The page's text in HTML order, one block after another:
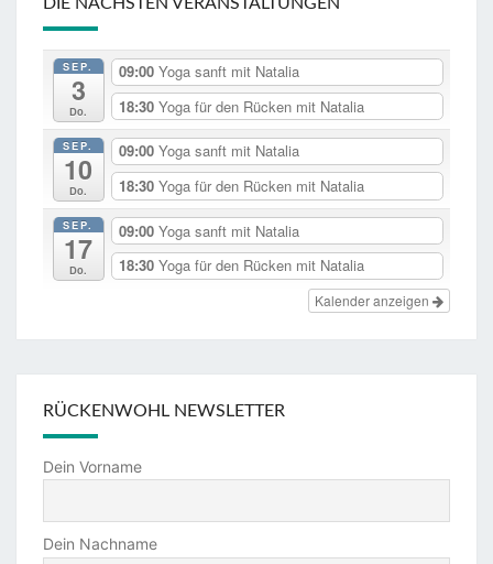
SEP.
3
Do.
09:00 Yoga sanft mit Natalia
18:30 Yoga für den Rücken mit Natalia
SEP.
10
Do.
09:00 Yoga sanft mit Natalia
18:30 Yoga für den Rücken mit Natalia
SEP.
17
Do.
09:00 Yoga sanft mit Natalia
18:30 Yoga für den Rücken mit Natalia
Kalender anzeigen
RÜCKENWOHL NEWSLETTER
Dein Vorname
Dein Nachname